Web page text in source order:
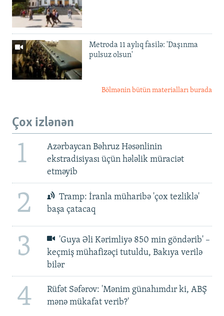
Metroda 11 aylıq fasilə: 'Daşınma
pulsuz olsun'
Bölmənin bütün materialları burada
Çox izlənən
1
Azərbaycan Bəhruz Həsənlinin
ekstradisiyası üçün hələlik müraciət
etməyib
2
Tramp: İranla müharibə 'çox tezliklə'
başa çatacaq
3
'Guya Əli Kərimliyə 850 min göndərib' –
keçmiş mühafizəçi tutuldu, Bakıya verilə
bilər
4
Rüfət Səfərov: 'Mənim günahımdır ki, ABŞ
mənə mükafat verib?'